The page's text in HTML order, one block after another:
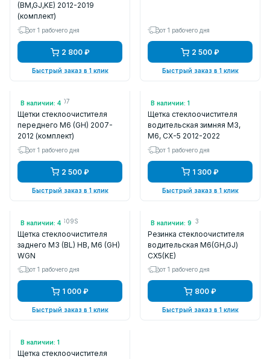
(BM,GJ,KE) 2012-2019
(комплект)
от 1 рабочего дня
2 800 ₽
Быстрый заказ в 1 клик
от 1 рабочего дня
2 500 ₽
Быстрый заказ в 1 клик
В наличии: 4
Арт.: 3397118907
Щетки стеклоочистителя
переднего M6 (GH) 2007-
2012 (комплект)
от 1 рабочего дня
2 500 ₽
Быстрый заказ в 1 клик
В наличии: 1
Арт.: 074000
Щетка стеклоочистителя
водительская зимняя M3,
M6, CX-5 2012-2022
от 1 рабочего дня
1 300 ₽
Быстрый заказ в 1 клик
В наличии: 4
Арт.: GS2A673309S
Щетка стеклоочистителя
заднего M3 (BL) HB, M6 (GH)
WGN
от 1 рабочего дня
1 000 ₽
Быстрый заказ в 1 клик
В наличии: 9
Арт.: GS1D67333
Резинка стеклоочистителя
водительская М6(GH,GJ)
CX5(KE)
от 1 рабочего дня
800 ₽
Быстрый заказ в 1 клик
В наличии: 1
Арт.: MU16G
Щетка стеклоочистителя